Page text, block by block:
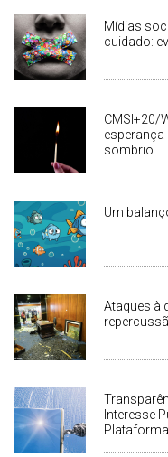
Mídias
cuidado:
CMSI+20/
sombrio
Um
Ataques à
Interesse